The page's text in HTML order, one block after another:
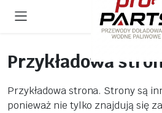
Przykładowa
Przykładowa strona. Strony są
ponieważ nie tylko znajdują się